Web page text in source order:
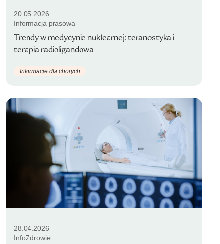
20.05.2026
Informacja prasowa
Trendy w medycynie nuklearnej: teranostyka i
terapia radioligandowa
Informacje dla chorych
28.04.2026
InfoZdrowie